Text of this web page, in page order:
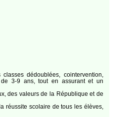
dédoublées, cointervention,
de 3-9 ans, tout en assurant et un
des valeurs de la République et de
réussite scolaire de tous les élèves,